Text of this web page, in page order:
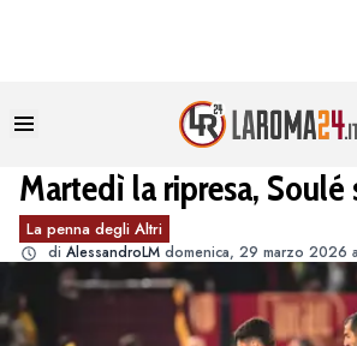
Martedì la ripresa, Soulé
La penna degli Altri
di AlessandroLM domenica, 29 marzo 2026